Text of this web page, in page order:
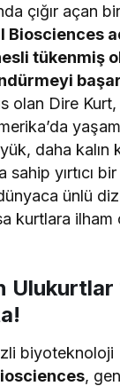
çığır açan
Biosciences
tükenmiş
olan Dire
daha kalın
sahip yırtıcı
ünlü
kurtlara ilham
Ulukurtlar
biyoteknoloji
,